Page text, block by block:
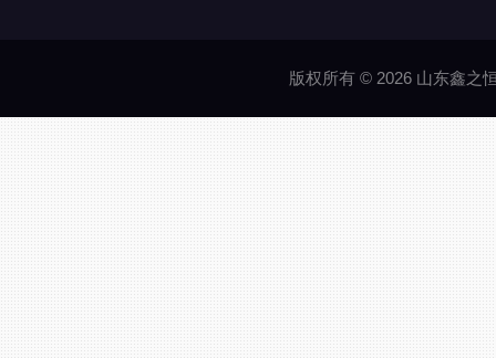
版权所有 © 2026 山东鑫之